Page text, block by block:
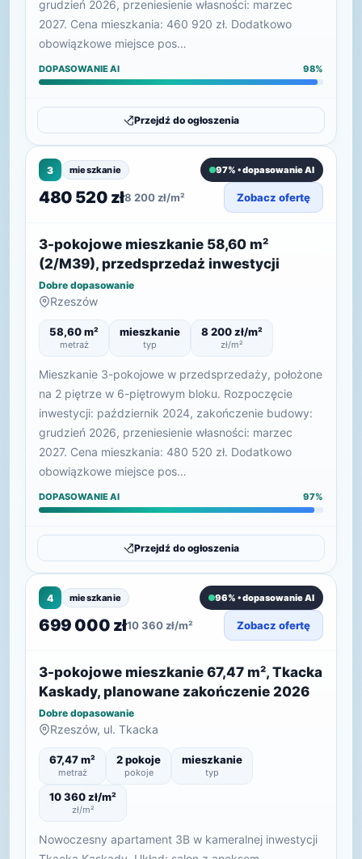
grudzień 2026, przeniesienie własności: marzec
2027. Cena mieszkania: 460 920 zł. Dodatkowo
obowiązkowe miejsce pos…
DOPASOWANIE AI 98%
Przejdź do ogłoszenia
3 mieszkanie 97% • dopasowanie AI
480 520 zł8 200 zł/m² Zobacz ofertę
3-pokojowe mieszkanie 58,60 m²
(2/M39), przedsprzedaż inwestycji
Dobre dopasowanie
Rzeszów
58,60 m²
metraż
mieszkanie
typ
8 200 zł/m²
zł/m²
Mieszkanie 3-pokojowe w przedsprzedaży, położone
na 2 piętrze w 6-piętrowym bloku. Rozpoczęcie
inwestycji: październik 2024, zakończenie budowy:
grudzień 2026, przeniesienie własności: marzec
2027. Cena mieszkania: 480 520 zł. Dodatkowo
obowiązkowe miejsce pos…
DOPASOWANIE AI 97%
Przejdź do ogłoszenia
4 mieszkanie 96% • dopasowanie AI
699 000 zł10 360 zł/m² Zobacz ofertę
3-pokojowe mieszkanie 67,47 m², Tkacka
Kaskady, planowane zakończenie 2026
Dobre dopasowanie
Rzeszów, ul. Tkacka
67,47 m²
metraż
2 pokoje
pokoje
mieszkanie
typ
10 360 zł/m²
zł/m²
Nowoczesny apartament 3B w kameralnej inwestycji